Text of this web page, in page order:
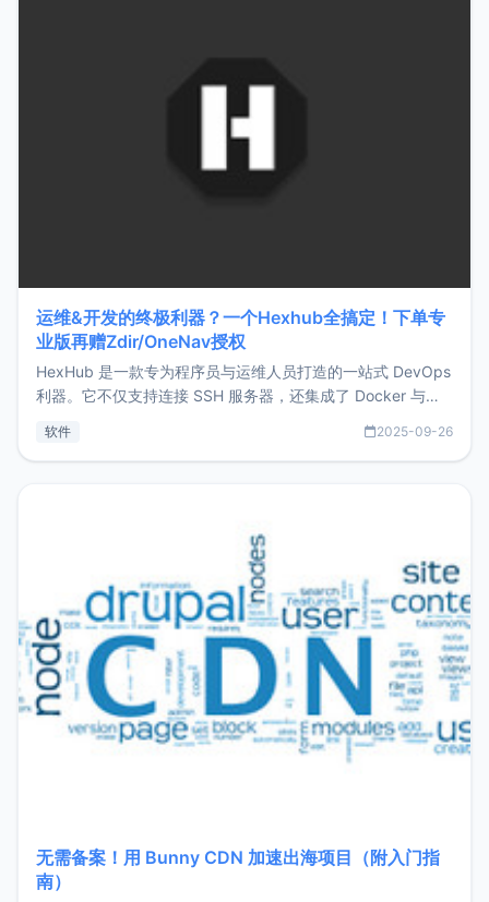
运维&开发的终极利器？一个Hexhub全搞定！下单专
业版再赠Zdir/OneNav授权
HexHub 是一款专为程序员与运维人员打造的一站式 DevOps
利器。它不仅支持连接 SSH 服务器，还集成了 Docker 与常
件间频繁切换，仅凭 HexHub 即可同时搞定运维与数据库操
软件 2025-09-26
无需备案！用 Bunny CDN 加速出海项目（附入门指
南）